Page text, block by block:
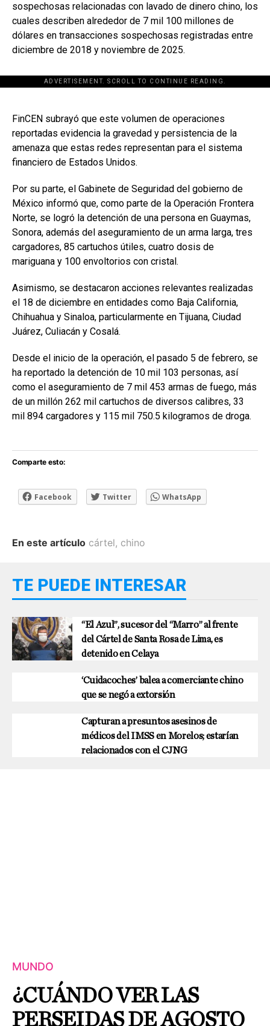
sospechosas relacionadas con lavado de dinero chino, los
cuales describen alrededor de 7 mil 100 millones de
dólares en transacciones sospechosas registradas entre
diciembre de 2018 y noviembre de 2025.
ADVERTISEMENT. SCROLL TO CONTINUE READING.
[adsforwp id="243463"]
FinCEN subrayó que este volumen de operaciones
reportadas evidencia la gravedad y persistencia de la
amenaza que estas redes representan para el sistema
financiero de Estados Unidos.
Por su parte, el Gabinete de Seguridad del gobierno de
México informó que, como parte de la Operación Frontera
Norte, se logró la detención de una persona en Guaymas,
Sonora, además del aseguramiento de un arma larga, tres
cargadores, 85 cartuchos útiles, cuatro dosis de
mariguana y 100 envoltorios con cristal.
Asimismo, se destacaron acciones relevantes realizadas
el 18 de diciembre en entidades como Baja California,
Chihuahua y Sinaloa, particularmente en Tijuana, Ciudad
Juárez, Culiacán y Cosalá.
Desde el inicio de la operación, el pasado 5 de febrero, se
ha reportado la detención de 10 mil 103 personas, así
como el aseguramiento de 7 mil 453 armas de fuego, más
de un millón 262 mil cartuchos de diversos calibres, 33
mil 894 cargadores y 115 mil 750.5 kilogramos de droga.
Comparte esto:
Facebook Twitter WhatsApp
En este artículo cártel, chino
TE PUEDE INTERESAR
“El Azul”, sucesor del “Marro” al frente
del Cártel de Santa Rosa de Lima, es
detenido en Celaya
‘Cuidacoches’ balea a comerciante chino
que se negó a extorsión
Capturan a presuntos asesinos de
médicos del IMSS en Morelos; estarían
relacionados con el CJNG
MUNDO
¿CUÁNDO VER LAS
PERSEIDAS DE AGOSTO